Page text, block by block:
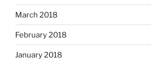
March 2018
February 2018
January 2018